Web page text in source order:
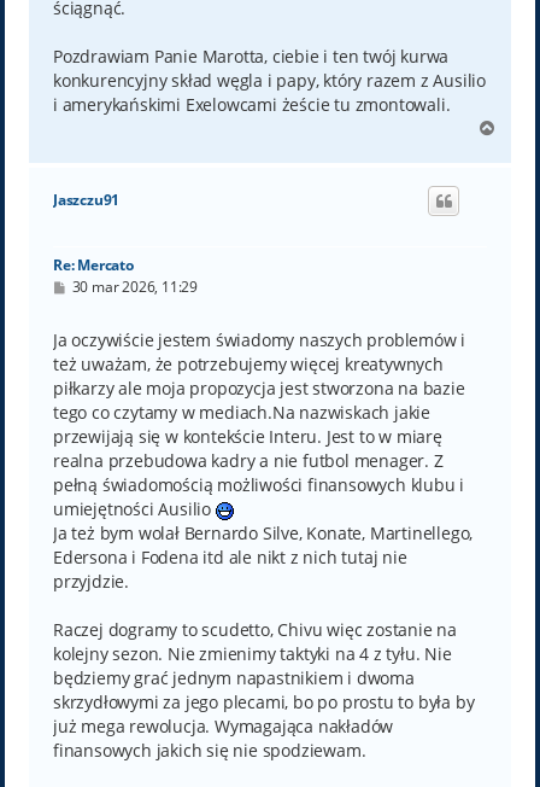
ściągnąć.
Pozdrawiam Panie Marotta, ciebie i ten twój kurwa
konkurencyjny skład węgla i papy, który razem z Ausilio
i amerykańskimi Exelowcami żeście tu zmontowali.
g
Jaszczu91
Re: Mercato
P
t
30 mar 2026, 11:29
Ja oczywiście jestem świadomy naszych problemów i
też uważam, że potrzebujemy więcej kreatywnych
piłkarzy ale moja propozycja jest stworzona na bazie
tego co czytamy w mediach.Na nazwiskach jakie
przewijają się w kontekście Interu. Jest to w miarę
realna przebudowa kadry a nie futbol menager. Z
pełną świadomością możliwości finansowych klubu i
umiejętności Ausilio
Ja też bym wolał Bernardo Silve, Konate, Martinellego,
Edersona i Fodena itd ale nikt z nich tutaj nie
przyjdzie.
Raczej dogramy to scudetto, Chivu więc zostanie na
kolejny sezon. Nie zmienimy taktyki na 4 z tyłu. Nie
będziemy grać jednym napastnikiem i dwoma
skrzydłowymi za jego plecami, bo po prostu to była by
już mega rewolucja. Wymagająca nakładów
finansowych jakich się nie spodziewam.